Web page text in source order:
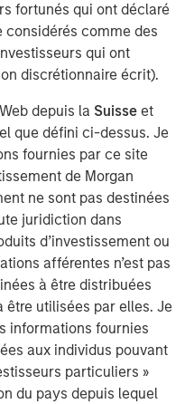
fortunés qui ont déclaré
comme des
qui ont
discrétionnaire écrit).
depuis la Suisse et
que défini ci-dessus. Je
fournies par ce site
de Morgan
ne sont pas destinées
juridiction dans
d’investissement ou
afférentes n’est pas
à être distribuées
être utilisées par elles. Je
informations fournies
aux individus pouvant
particuliers »
du pays depuis lequel
a comprehensive multi-
all asset strategies
through solutions
comprehensive
fully private portfolios.
portfolio or model,
Town: Culture